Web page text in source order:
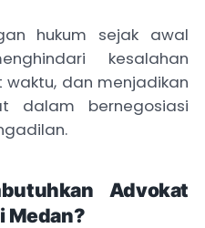
hukum sejak awal
kesalahan
dan menjadikan
dalam bernegosiasi
Advokat
Medan?